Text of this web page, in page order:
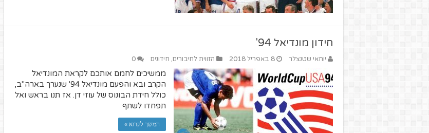
חידון מונדיאל 94'
יוחאי שטנצלר 8 באפריל 2018 הזווית לחיבורים, חידונים 0
ממשיכים לחמם אותכם לקראת המונדיאל
הקרב ובא והפעם מונדיאל 94' שנערך בארה"ב,
כולל חידת הבונוס של עוזי דן. אז תנו בראש ואל
תפחדו לשתף
המשך לקרוא »